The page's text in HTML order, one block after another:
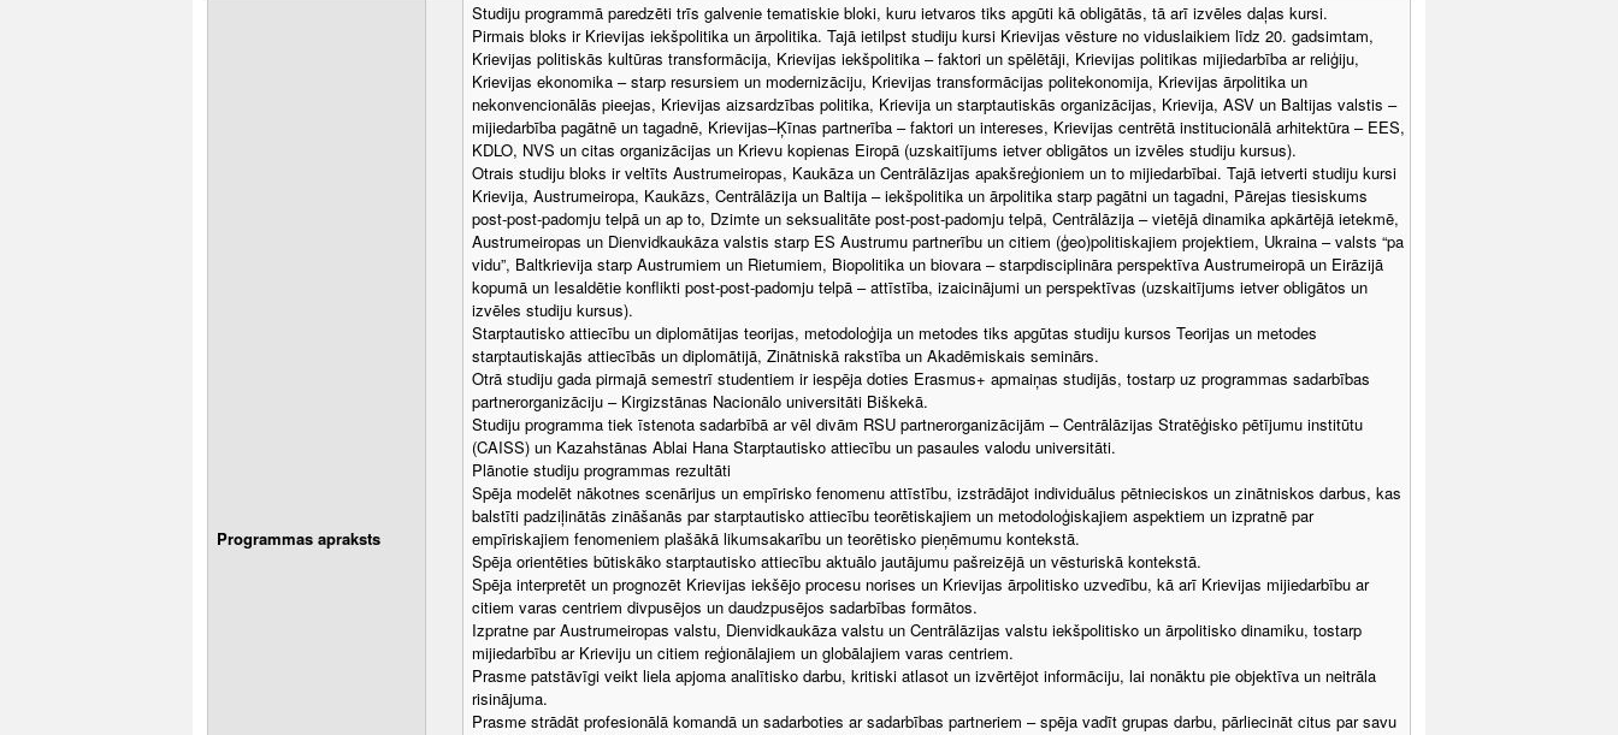
Programmas apraksts
Studiju programmā paredzēti trīs galvenie tematiskie bloki, kuru ietvaros tiks apgūti kā obligātās, tā arī izvēles daļas kursi.
Pirmais bloks ir Krievijas iekšpolitika un ārpolitika. Tajā ietilpst studiju kursi Krievijas vēsture no viduslaikiem līdz 20. gadsimtam,
Krievijas politiskās kultūras transformācija, Krievijas iekšpolitika – faktori un spēlētāji, Krievijas politikas mijiedarbība ar reliģiju,
Krievijas ekonomika – starp resursiem un modernizāciju, Krievijas transformācijas politekonomija, Krievijas ārpolitika un
nekonvencionālās pieejas, Krievijas aizsardzības politika, Krievija un starptautiskās organizācijas, Krievija, ASV un Baltijas valstis –
mijiedarbība pagātnē un tagadnē, Krievijas–Ķīnas partnerība – faktori un intereses, Krievijas centrētā institucionālā arhitektūra – EES,
KDLO, NVS un citas organizācijas un Krievu kopienas Eiropā (uzskaitījums ietver obligātos un izvēles studiju kursus).
Otrais studiju bloks ir veltīts Austrumeiropas, Kaukāza un Centrālāzijas apakšreģioniem un to mijiedarbībai. Tajā ietverti studiju kursi
Krievija, Austrumeiropa, Kaukāzs, Centrālāzija un Baltija – iekšpolitika un ārpolitika starp pagātni un tagadni, Pārejas tiesiskums
post-post-padomju telpā un ap to, Dzimte un seksualitāte post-post-padomju telpā, Centrālāzija – vietējā dinamika apkārtējā ietekmē,
Austrumeiropas un Dienvidkaukāza valstis starp ES Austrumu partnerību un citiem (ģeo)politiskajiem projektiem, Ukraina – valsts “pa
vidu”, Baltkrievija starp Austrumiem un Rietumiem, Biopolitika un biovara – starpdisciplināra perspektīva Austrumeiropā un Eirāzijā
kopumā un Iesaldētie konflikti post-post-padomju telpā – attīstība, izaicinājumi un perspektīvas (uzskaitījums ietver obligātos un
izvēles studiju kursus).
Starptautisko attiecību un diplomātijas teorijas, metodoloģija un metodes tiks apgūtas studiju kursos Teorijas un metodes
starptautiskajās attiecībās un diplomātijā, Zinātniskā rakstība un Akadēmiskais seminārs.
Otrā studiju gada pirmajā semestrī studentiem ir iespēja doties Erasmus+ apmaiņas studijās, tostarp uz programmas sadarbības
partnerorganizāciju – Kirgizstānas Nacionālo universitāti Biškekā.
Studiju programma tiek īstenota sadarbībā ar vēl divām RSU partnerorganizācijām – Centrālāzijas Stratēģisko pētījumu institūtu
(CAISS) un Kazahstānas Ablai Hana Starptautisko attiecību un pasaules valodu universitāti.
Plānotie studiju programmas rezultāti
Spēja modelēt nākotnes scenārijus un empīrisko fenomenu attīstību, izstrādājot individuālus pētnieciskos un zinātniskos darbus, kas
balstīti padziļinātās zināšanās par starptautisko attiecību teorētiskajiem un metodoloģiskajiem aspektiem un izpratnē par
empīriskajiem fenomeniem plašākā likumsakarību un teorētisko pieņēmumu kontekstā.
Spēja orientēties būtiskāko starptautisko attiecību aktuālo jautājumu pašreizējā un vēsturiskā kontekstā.
Spēja interpretēt un prognozēt Krievijas iekšējo procesu norises un Krievijas ārpolitisko uzvedību, kā arī Krievijas mijiedarbību ar
citiem varas centriem divpusējos un daudzpusējos sadarbības formātos.
Izpratne par Austrumeiropas valstu, Dienvidkaukāza valstu un Centrālāzijas valstu iekšpolitisko un ārpolitisko dinamiku, tostarp
mijiedarbību ar Krieviju un citiem reģionālajiem un globālajiem varas centriem.
Prasme patstāvīgi veikt liela apjoma analītisko darbu, kritiski atlasot un izvērtējot informāciju, lai nonāktu pie objektīva un neitrāla
risinājuma.
Prasme strādāt profesionālā komandā un sadarboties ar sadarbības partneriem – spēja vadīt grupas darbu, pārliecināt citus par savu